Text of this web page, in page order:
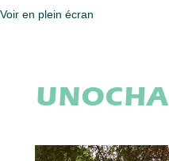
Voir en plein écran
UNOCHA